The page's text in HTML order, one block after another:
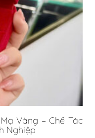
Vàng – Chế Tác
Nghiệp